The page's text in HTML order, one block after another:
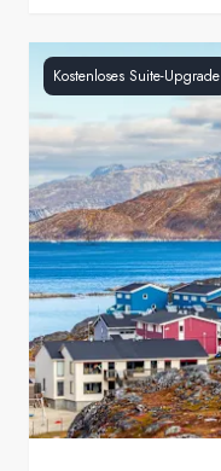
Kostenloses Suite-Upgrade